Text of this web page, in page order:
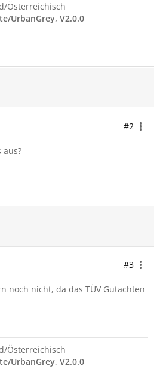
Österreichisch
UrbanGrey, V2.0.0
#2
aus?
#3
noch nicht, da das TÜV Gutachten
Österreichisch
UrbanGrey, V2.0.0